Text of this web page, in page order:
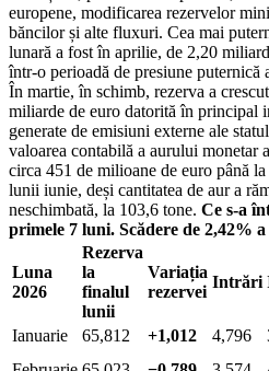
europene, modificarea rezervelor
băncilor și alte fluxuri. Cea mai
lunară a fost în aprilie, de 2,20
într-o perioadă de presiune puternică
În martie, în schimb, rezerva a
miliarde de euro datorită în principal
generate de emisiuni externe ale
valoarea contabilă a aurului monetar
circa 451 de milioane de euro până
lunii iunie, deși cantitatea de aur a
neschimbată, la 103,6 tone. Ce s-a
primele 7 luni. Scădere de 2,42%
Luna
2026
Rezerva
la
finalul
lunii
Variația
rezervei
Intrări
Ianuarie
65,812 +1,012 4,796